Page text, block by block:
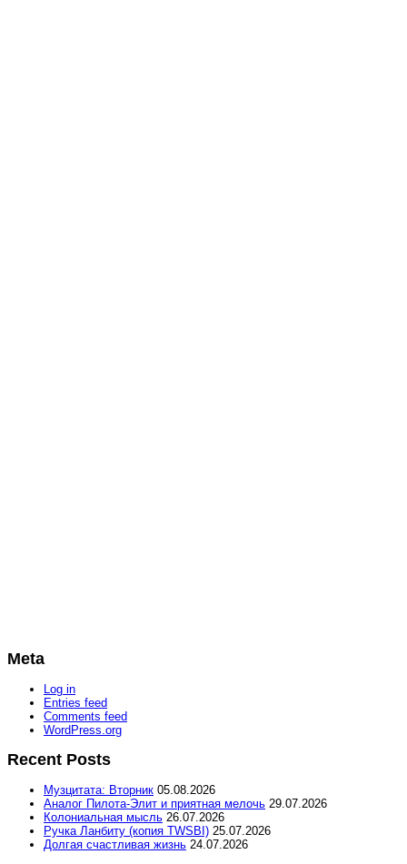
Meta
Log in
Entries feed
Comments feed
WordPress.org
Recent Posts
Музцитата: Вторник 05.08.2026
Аналог Пилота-Элит и приятная мелочь 29.07.2026
Колониальная мысль 26.07.2026
Ручка Ланбиту (копия TWSBI) 25.07.2026
Долгая счастливая жизнь 24.07.2026